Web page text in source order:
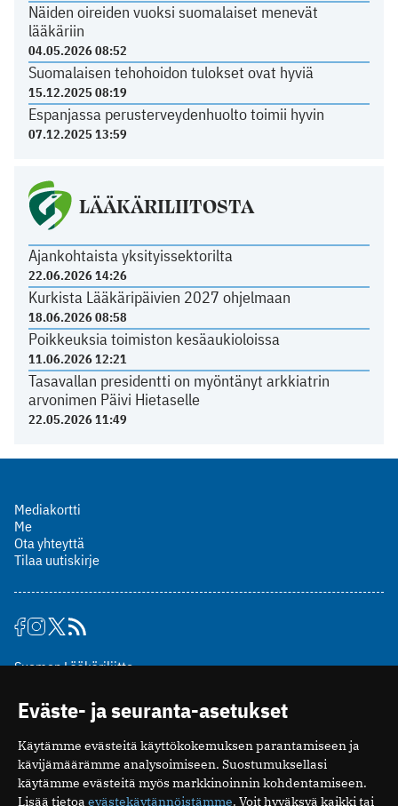
Näiden oireiden vuoksi suomalaiset menevät
lääkäriin
04.05.2026 08:52
Suomalaisen tehohoidon tulokset ovat hyviä
15.12.2025 08:19
Espanjassa perusterveydenhuolto toimii hyvin
07.12.2025 13:59
LÄÄKÄRILIITOSTA
Ajankohtaista yksityissektorilta
22.06.2026 14:26
Kurkista Lääkäripäivien 2027 ohjelmaan
18.06.2026 08:58
Poikkeuksia toimiston kesäaukioloissa
11.06.2026 12:21
Tasavallan presidentti on myöntänyt arkkiatrin
arvonimen Päivi Hietaselle
22.05.2026 11:49
Mediakortti
Me
Ota yhteyttä
Tilaa uutiskirje
Suomen Lääkäriliitto
00510 Helsinki
puh. (09) 393 091
toimitus@potilaanlaakarilehti.fi
ISSN 2323-9476
Eväste- ja seuranta-asetukset
Käytämme evästeitä käyttökokemuksen parantamiseen ja
kävijämäärämme analysoimiseen. Suostumuksellasi
käytämme evästeitä myös markkinoinnin kohdentamiseen.
Lisää tietoa evästekäytännöistämme. Voit hyväksyä kaikki tai